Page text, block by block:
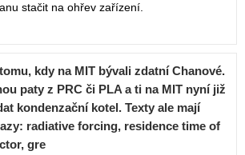
stačit na ohřev zařízení.
kdy na MIT bývali zdatní Chanové.
paty z PRC či PLA a ti na MIT nyní již
kondenzační kotel. Texty ale mají
radiative forcing, residence time of
gre